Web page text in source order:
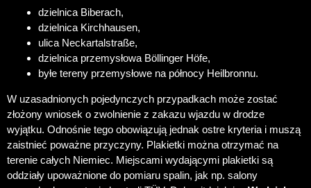
dzielnica Biberach,
dzielnica Kirchhausen,
ulica Neckartalstraße,
dzielnica przemysłowa Böllinger Höfe,
byłe tereny przemysłowe na północy Heilbronnu.
W uzasadnionych pojedynczych przypadkach może zostać
złożony wniosek o zwolnienie z zakazu wjazdu w drodze
wyjątku. Odnośnie tego obowiązują jednak ostre kryteria i muszą
zaistnieć poważne przyczyny. Plakietki można otrzymać na
terenie całych Niemiec. Miejscami wydającymi plakietki są
oddziały upoważnione do pomiaru spalin, jak np. salony